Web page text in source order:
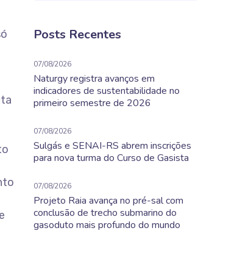
Posts Recentes
07/08/2026
Naturgy registra avanços em
indicadores de sustentabilidade no
primeiro semestre de 2026
07/08/2026
Sulgás e SENAI-RS abrem inscrições
para nova turma do Curso de Gasista
07/08/2026
Projeto Raia avança no pré-sal com
conclusão de trecho submarino do
gasoduto mais profundo do mundo